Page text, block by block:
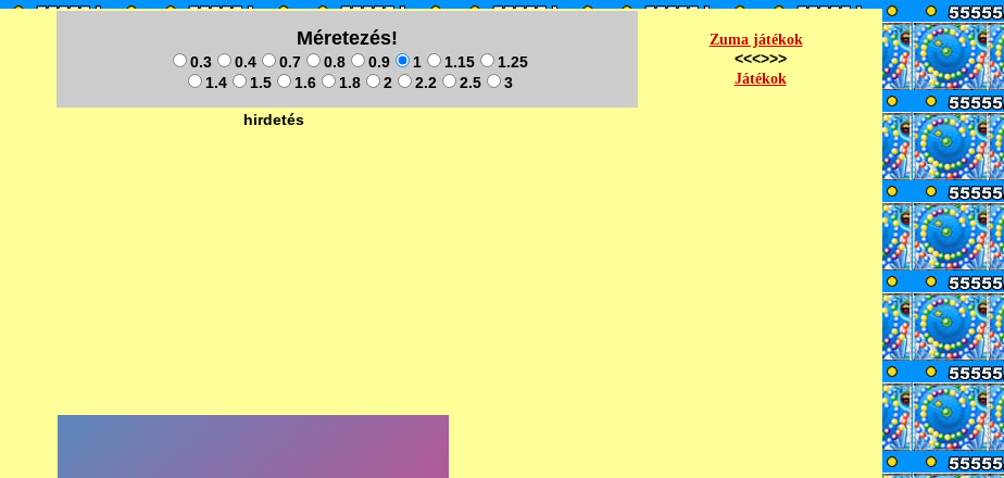
Méretezés!
0.3 0.4 0.7 0.8 0.9 1 1.15
1.25
1.4
1.5 1.6 1.8 2 2.2 2.5 3
Zuma játékok
<<<>>>
Játékok
hirdetés